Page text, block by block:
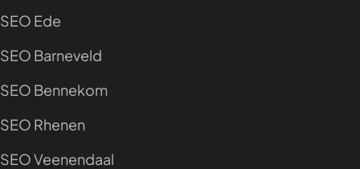
SEO Ede
SEO Barneveld
SEO Bennekom
SEO Rhenen
SEO Veenendaal